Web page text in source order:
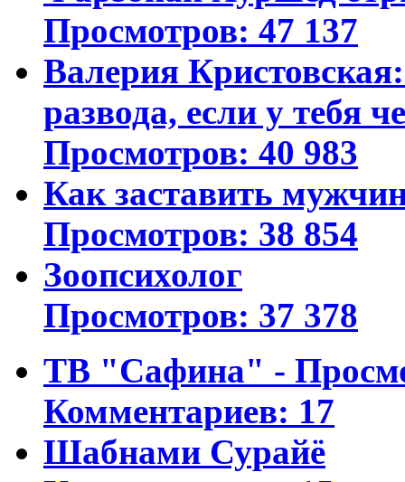
Просмотров: 47 137
Валерия
развода, если у тебя
Просмотров: 40 983
Как заставить
Просмотров: 38 854
Зоопсихолог
Просмотров: 37 378
ТВ "Сафина" -
Комментариев: 17
Шабнами Сурайё